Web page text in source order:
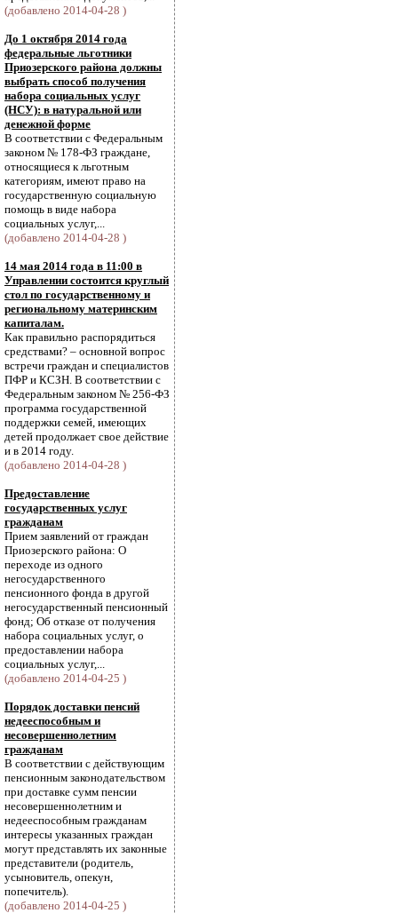
(добавлено 2014-04-28 )
До 1 октября 2014 года
федеральные льготники
Приозерского района должны
выбрать способ получения
набора социальных услуг
(НСУ): в натуральной или
денежной форме
В соответствии с Федеральным
законом № 178-ФЗ граждане,
относящиеся к льготным
категориям, имеют право на
государственную социальную
помощь в виде набора
социальных услуг,...
(добавлено 2014-04-28 )
14 мая 2014 года в 11:00 в
Управлении состоится круглый
стол по государственному и
региональному материнским
капиталам.
Как правильно распорядиться
средствами? – основной вопрос
встречи граждан и специалистов
ПФР и КСЗН. В соответствии с
Федеральным законом № 256-ФЗ
программа государственной
поддержки семей, имеющих
детей продолжает свое действие
и в 2014 году.
(добавлено 2014-04-28 )
Предоставление
государственных услуг
гражданам
Прием заявлений от граждан
Приозерского района: О
переходе из одного
негосударственного
пенсионного фонда в другой
негосударственный пенсионный
фонд; Об отказе от получения
набора социальных услуг, о
предоставлении набора
социальных услуг,...
(добавлено 2014-04-25 )
Порядок доставки пенсий
недееспособным и
несовершеннолетним
гражданам
В соответствии с действующим
пенсионным законодательством
при доставке сумм пенсии
несовершеннолетним и
недееспособным гражданам
интересы указанных граждан
могут представлять их законные
представители (родитель,
усыновитель, опекун,
попечитель).
(добавлено 2014-04-25 )